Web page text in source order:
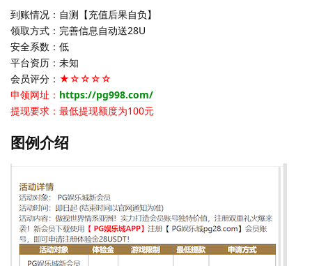
到账情况：自测【充值后果自负】
领取方式：完善信息自动送28U
安全系数：低
平台资历：未知
会员评分： ★☆☆☆☆
申领网址： https://pg998.com/
提现要求：最低提现额度为100元
图例介绍